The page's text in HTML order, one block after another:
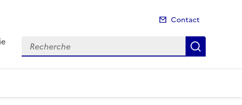
Contact
Recherche